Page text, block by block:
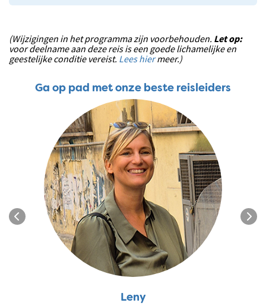
(Wijzigingen in het programma zijn voorbehouden. Let op:
voor deelname aan deze reis is een goede lichamelijke en
geestelijke conditie vereist. Lees hiermeer.)
Ga op pad met onze beste reisleiders
Leny